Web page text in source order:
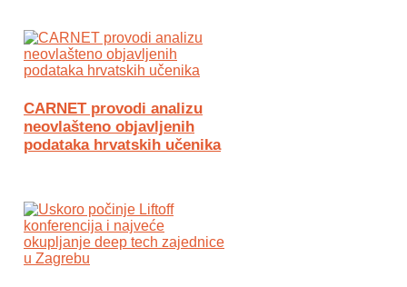
CARNET provodi analizu
neovlašteno objavljenih
podataka hrvatskih učenika